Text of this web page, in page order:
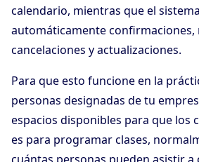
calendario, mientras que el
automáticamente
cancelaciones y actualizaciones.
Para que esto funcione en la
personas designadas de tu
espacios disponibles para que los
es para programar clases,